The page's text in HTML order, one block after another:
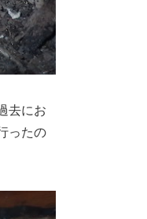
去にお
ったの